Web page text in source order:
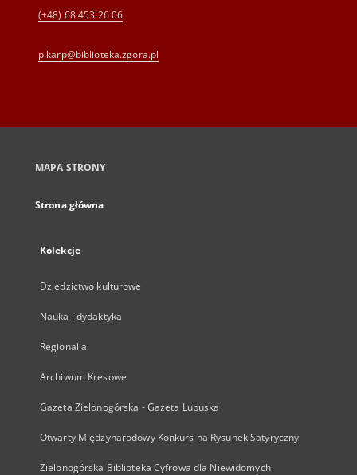
(+48) 68 453 26 06
p.karp@biblioteka.zgora.pl
MAPA STRONY
Strona główna
Kolekcje
Dziedzictwo kulturowe
Nauka i dydaktyka
Regionalia
Archiwum Kresowe
Gazeta Zielonogórska - Gazeta Lubuska
Otwarty Międzynarodowy Konkurs na Rysunek Satyryczny
Zielonogórska Biblioteka Cyfrowa dla Niewidomych